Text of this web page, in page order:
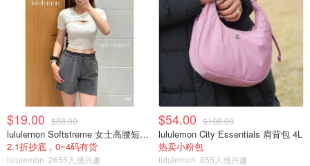
图片来自于@pixabay ，版权属于原作者
斐济由322个岛屿组成，主要为珊瑚礁环绕的火山岛，是一
个位于南太平洋，瓦努阿图以东、汤加以西、图瓦卢以南的
群岛国家。群岛一半为无人岛，全国80%以上的人口生活在
维提岛和瓦努阿岛两个主要岛屿上。
$19.00 $88.00
lululemon Softstreme 女士高腰短裤 10cm
2.1折抄底，0~4码有货
lululemon 2655人感兴趣
$54.00 $108.00
lululemon City Essentials 肩背包 4L
热卖小粉包
lululemon 855人感兴趣